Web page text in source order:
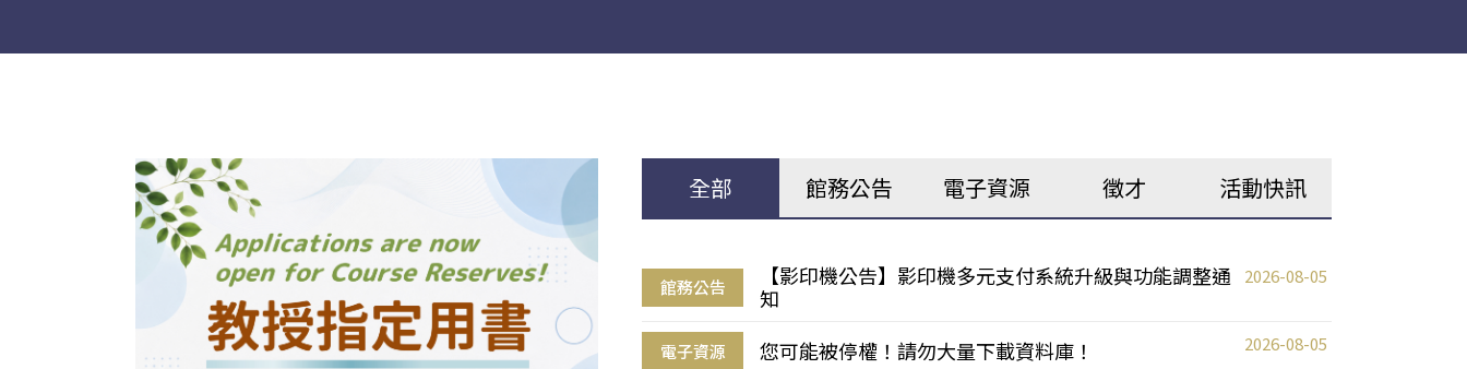
全部 館務公告 電子資源 徵才 活動快訊
館務公告
【影印機公告】影印機多元支付系統升級與功能調整通
知
2026-08-05
電子資源 您可能被停權！請勿大量下載資料庫！ 2026-08-05